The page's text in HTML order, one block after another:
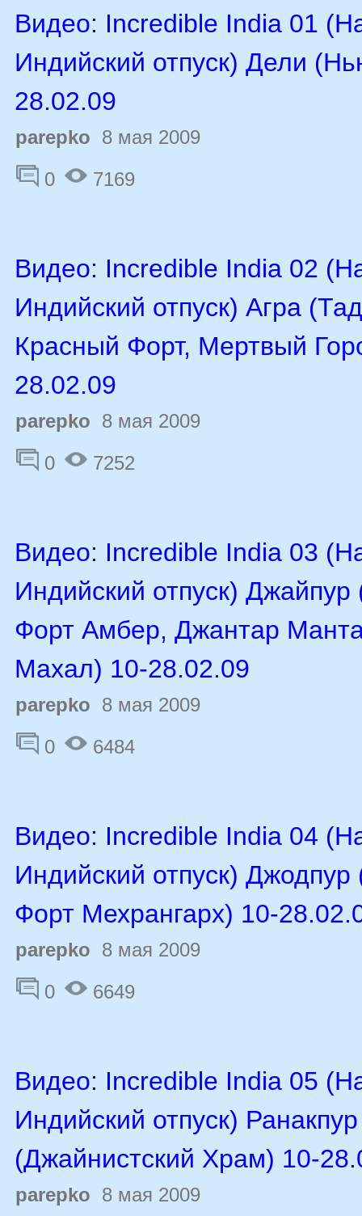
Видео: Incredible India 01
Индийский отпуск) Дели
28.02.09
parepko 8 мая 2009
0
7169
Видео: Incredible India 02
Индийский отпуск) Агра
Красный Форт, Мертвый
28.02.09
parepko 8 мая 2009
0
7252
Видео: Incredible India 03
Индийский отпуск)
Форт Амбер, Джантар
Махал) 10-28.02.09
parepko 8 мая 2009
0
6484
Видео: Incredible India 04
Индийский отпуск)
Форт Мехрангарх) 10-
parepko 8 мая 2009
0
6649
Видео: Incredible India 05
Индийский отпуск) Ранакпур
(Джайнистский Храм) 10-
parepko 8 мая 2009